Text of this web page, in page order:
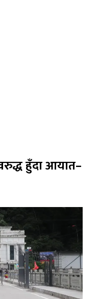
हुँदा आयात–